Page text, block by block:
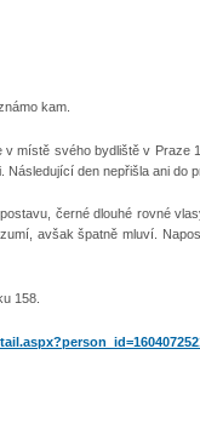
kam.
místě svého bydliště v Praze
den nepřišla ani do
černé dlouhé rovné
avšak špatně mluví.
158.